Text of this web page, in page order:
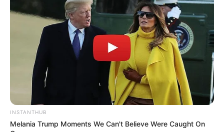
Ambyar! 10 Kalimat Baper
Pakai Bahasa Jawa Ini Bikin
Galau Abis
INSTANTHUB
Melania Trump Moments We Can't Believe Were Caught On